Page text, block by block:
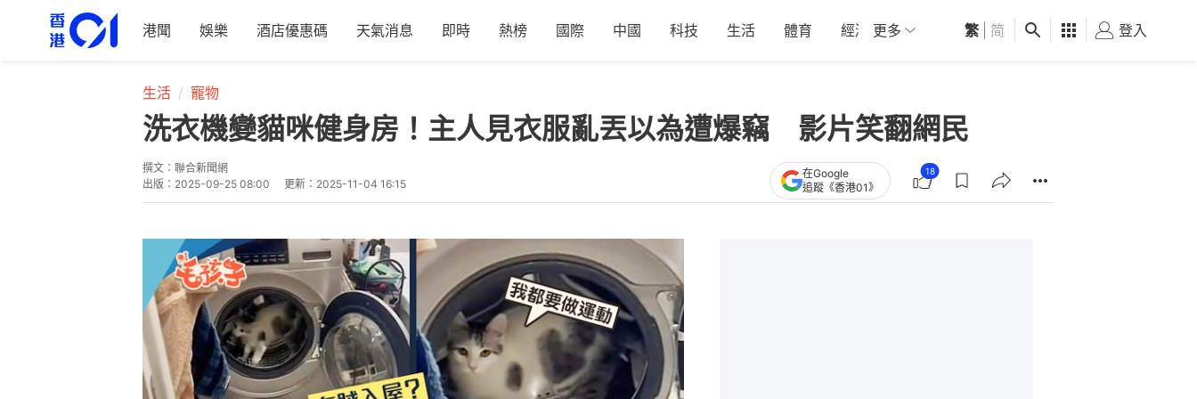
港聞 娛樂 酒店優惠碼 天氣消息 即時 熱榜 國際 中國 科技 生活 體育 經濟 01深圳 觀點 健康 好食玩飛
更多 繁 简 登入
生活 寵物
洗衣機變貓咪健身房！主人見衣服亂丟以為遭爆竊 影片笑翻網民
撰文： 聯合新聞網
出版： 2025-09-25 08:00 更新： 2025-11-04 16:15
在Google
追蹤《香港01》
18